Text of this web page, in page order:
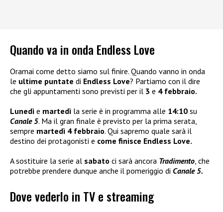
Quando va in onda Endless Love
Oramai come detto siamo sul finire. Quando vanno in onda
le ultime puntate di Endless Love? Partiamo con il dire
che gli appuntamenti sono previsti per il 3 e 4 febbraio.
Lunedì e martedì la serie è in programma alle 14:10 su
Canale 5. Ma il gran finale è previsto per la prima serata,
sempre martedì 4 febbraio. Qui sapremo quale sarà il
destino dei protagonisti e come finisce Endless Love.
A sostituire la serie al sabato ci sarà ancora Tradimento, che
potrebbe prendere dunque anche il pomeriggio di Canale 5.
Dove vederlo in TV e streaming